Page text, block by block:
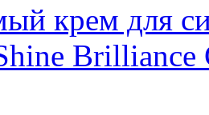
крем для
Brilliance